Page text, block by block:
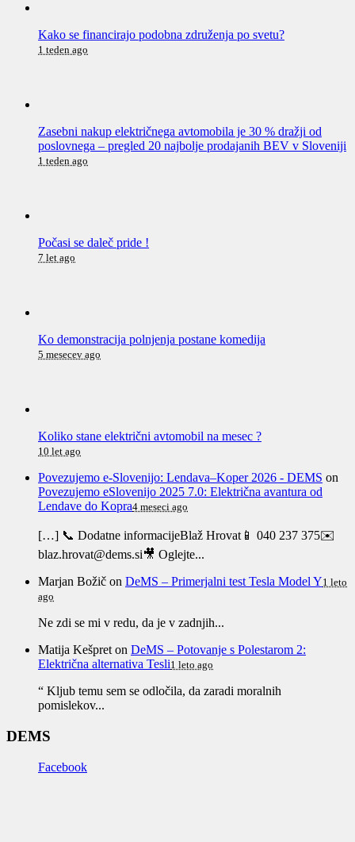
Kako se financirajo podobna združenja po svetu?
1 teden ago
Zasebni nakup električnega avtomobila je 30 % dražji od
poslovnega – pregled 20 najbolje prodajanih BEV v Sloveniji
1 teden ago
Počasi se daleč pride !
7 let ago
Ko demonstracija polnjenja postane komedija
5 mesecev ago
Koliko stane električni avtomobil na mesec ?
10 let ago
Povezujemo e-Slovenijo: Lendava–Koper 2026 - DEMS on
Povezujemo eSlovenijo 2025 7.0: Električna avantura od
Lendave do Kopra4 meseci ago
[…] 📞 Dodatne informacijeBlaž Hrovat📱 040 237 375✉️
blaz.hrovat@dems.si🎥 Oglejte...
Marjan Božič on DeMS – Primerjalni test Tesla Model Y1 leto
ago
Ne zdi se mi v redu, da je v zadnjih...
Matija Kešpret on DeMS – Potovanje s Polestarom 2:
Električna alternativa Tesli1 leto ago
“ Kljub temu sem se odločila, da zaradi moralnih
pomislekov...
DEMS
Facebook